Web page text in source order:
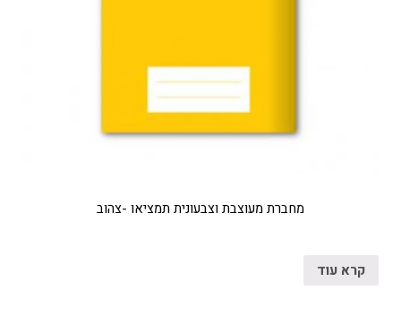
מחברת מעוצבת וצבעונית תמציאו -צהוב
קרא עוד